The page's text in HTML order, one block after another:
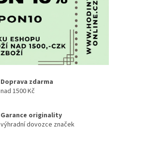
Doprava zdarma
nad 1500 Kč
Garance originality
výhradní dovozce značek